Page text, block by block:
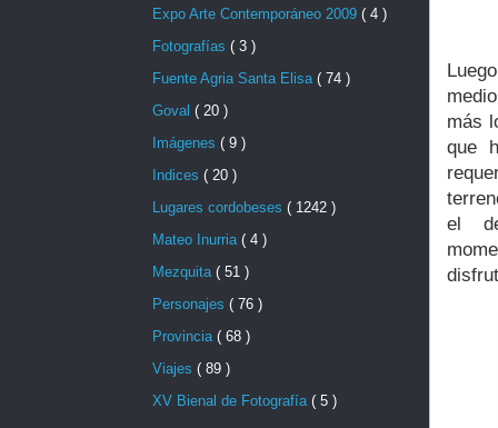
más
que
el
Expo Arte Contemporáneo 2009 ( 4 )
Fotografías ( 3 )
Fuente Agria Santa Elisa ( 74 )
Goval ( 20 )
Imágenes ( 9 )
Indices ( 20 )
Lugares cordobeses ( 1242 )
Mateo Inurria ( 4 )
Mezquita ( 51 )
Personajes ( 76 )
Provincia ( 68 )
Viajes ( 89 )
XV Bienal de Fotografía ( 5 )